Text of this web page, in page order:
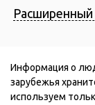
Расширенный
Информация о
зарубежья
используем